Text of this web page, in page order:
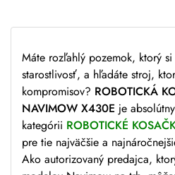
Máte rozľahlý pozemok, ktorý
starostlivosť, a hľadáte stroj,
kompromisov? ROBOTICKÁ
NAVIMOW X430E je
kategórii ROBOTICKÉ
pre tie najväčšie a
Ako autorizovaný predajca,